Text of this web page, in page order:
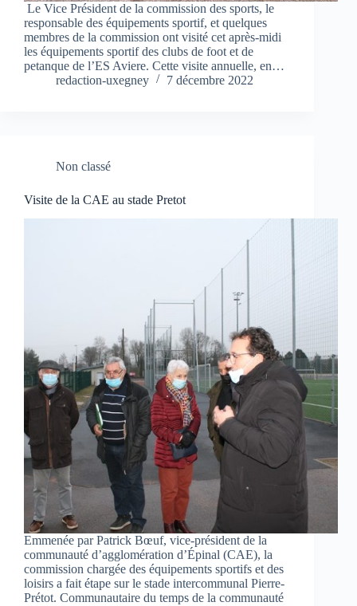
Le Vice Président de la commission des sports, le
responsable des équipements sportif, et quelques
membres de la commission ont visité cet après-midi
les équipements sportif des clubs de foot et de
petanque de l’ES Aviere. Cette visite annuelle, en…
redaction-uxegney
7 décembre 2022
Non classé
Visite de la CAE au stade Pretot
Emmenée par Patrick Bœuf, vice-président de la
communauté d’agglomération d’Épinal (CAE), la
commission chargée des équipements sportifs et des
loisirs a fait étape sur le stade intercommunal Pierre-
Prétot. Communautaire du temps de la communauté